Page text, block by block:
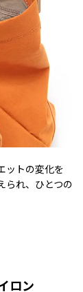
ットの変化を
られ、ひとつの
ロン